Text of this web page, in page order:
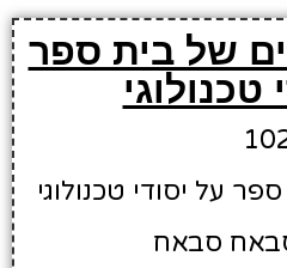
של בית ספר
טכנולוגי
על יסודי טכנולוגי
סבאח